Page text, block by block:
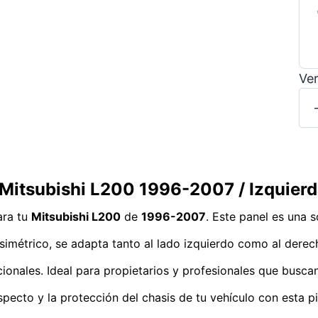
L200 1996-2007 /
tu Mitsubishi L200 de 1996-2007. Este panel es una
se adapta tanto al lado izquierdo como al
Ideal para propietarios y profesionales que
y la protección del chasis de tu vehículo con esta